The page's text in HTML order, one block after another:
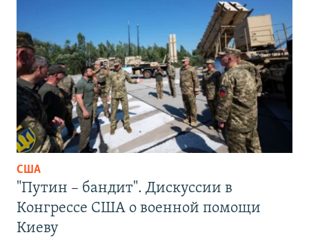
США
"Путин – бандит". Дискуссии в
Конгрессе США о военной помощи
Киеву